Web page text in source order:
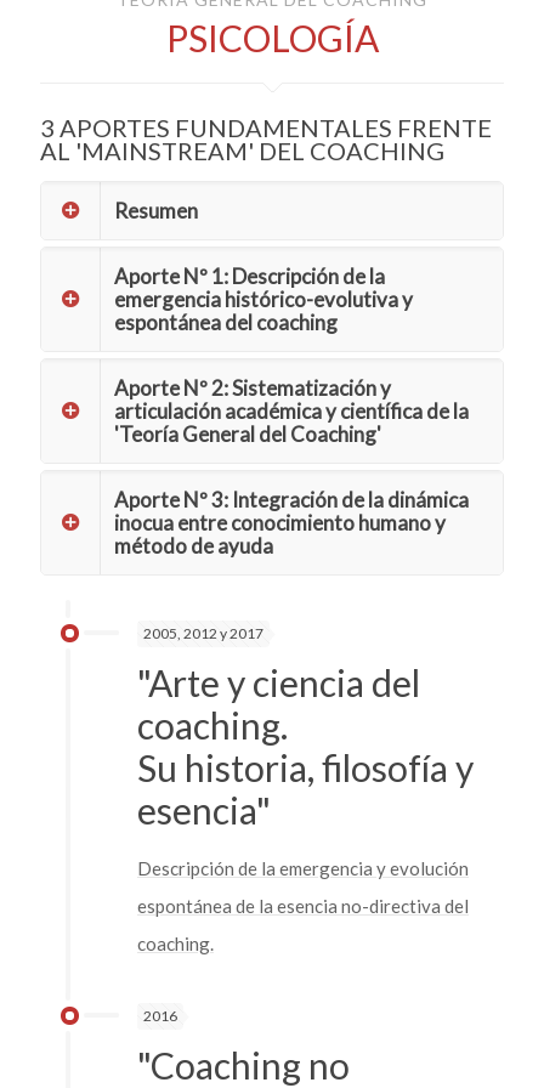
PSICOLOGÍA
3 APORTES FUNDAMENTALES FRENTE
AL 'MAINSTREAM' DEL COACHING
Resumen
Aporte Nº 1: Descripción de la
emergencia histórico-evolutiva y
espontánea del coaching
Aporte Nº 2: Sistematización y
articulación académica y científica de la
'Teoría General del Coaching'
Aporte Nº 3: Integración de la dinámica
inocua entre conocimiento humano y
método de ayuda
2005, 2012 y 2017
"Arte y ciencia del
coaching.
Su historia, filosofía y
esencia"
Descripción de la emergencia y evolución
espontánea de la esencia no-directiva del
coaching.
2016
"Coaching no